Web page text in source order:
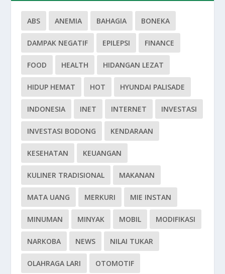
ABS ANEMIA BAHAGIA BONEKA
DAMPAK NEGATIF EPILEPSI FINANCE
FOOD HEALTH HIDANGAN LEZAT
HIDUP HEMAT HOT HYUNDAI PALISADE
INDONESIA INET INTERNET INVESTASI
INVESTASI BODONG KENDARAAN
KESEHATAN KEUANGAN
KULINER TRADISIONAL MAKANAN
MATA UANG MERKURI MIE INSTAN
MINUMAN MINYAK MOBIL MODIFIKASI
NARKOBA NEWS NILAI TUKAR
OLAHRAGA LARI OTOMOTIF